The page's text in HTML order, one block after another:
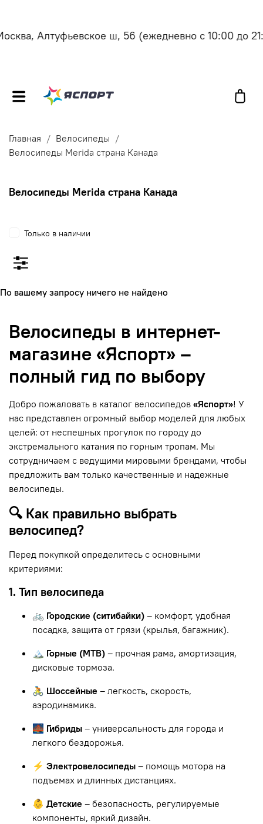
Алтуфьевское ш, 56(ежедневно с 10:00 до
Главная
Велосипеды
Велосипеды Merida страна Канада
Велосипеды Merida страна Канада
По вашему запросу ничего не найдено
Велосипеды в интернет-
магазине «Яспорт» –
полный гид по выбору
Добро пожаловать в каталог велосипедов «Яспорт»! У
нас представлен огромный выбор моделей для любых
целей: от неспешных прогулок по городу до
экстремального катания по горным тропам. Мы
сотрудничаем с ведущими мировыми брендами, чтобы
предложить вам только качественные и надежные
велосипеды.
🔍 Как правильно выбрать
велосипед?
Перед покупкой определитесь с основными
критериями:
1. Тип велосипеда
🚲 Городские (ситибайки) – комфорт, удобная
посадка, защита от грязи (крылья, багажник).
🏔 Горные (MTB) – прочная рама, амортизация,
дисковые тормоза.
🚴 Шоссейные – легкость, скорость,
аэродинамика.
🌉 Гибриды – универсальность для города и
легкого бездорожья.
⚡ Электровелосипеды – помощь мотора на
подъемах и длинных дистанциях.
👶 Детские – безопасность, регулируемые
компоненты, яркий дизайн.
Только в наличии